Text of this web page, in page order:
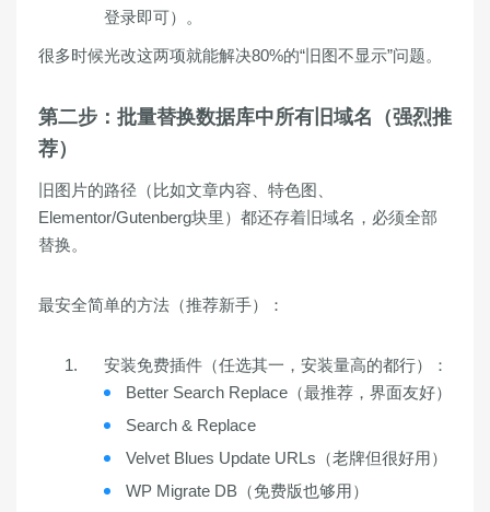
登录即可）。
很多时候光改这两项就能解决80%的“旧图不显示”问题。
第二步：批量替换数据库中所有旧域名（强烈推
荐）
旧图片的路径（比如文章内容、特色图、
Elementor/Gutenberg块里）都还存着旧域名，必须全部
替换。
最安全简单的方法（推荐新手） ：
安装免费插件（任选其一，安装量高的都行）：
Better Search Replace （最推荐，界面友好）
Search & Replace
Velvet Blues Update URLs （老牌但很好用）
WP Migrate DB （免费版也够用）